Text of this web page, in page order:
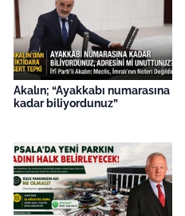
Akalın; “Ayakkabı numarasına
kadar biliyordunuz”